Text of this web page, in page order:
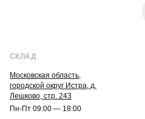
СКЛАД
Московская область,
городской округ Истра, д.
Лешково, стр. 243
Пн-Пт 09:00 — 18:00